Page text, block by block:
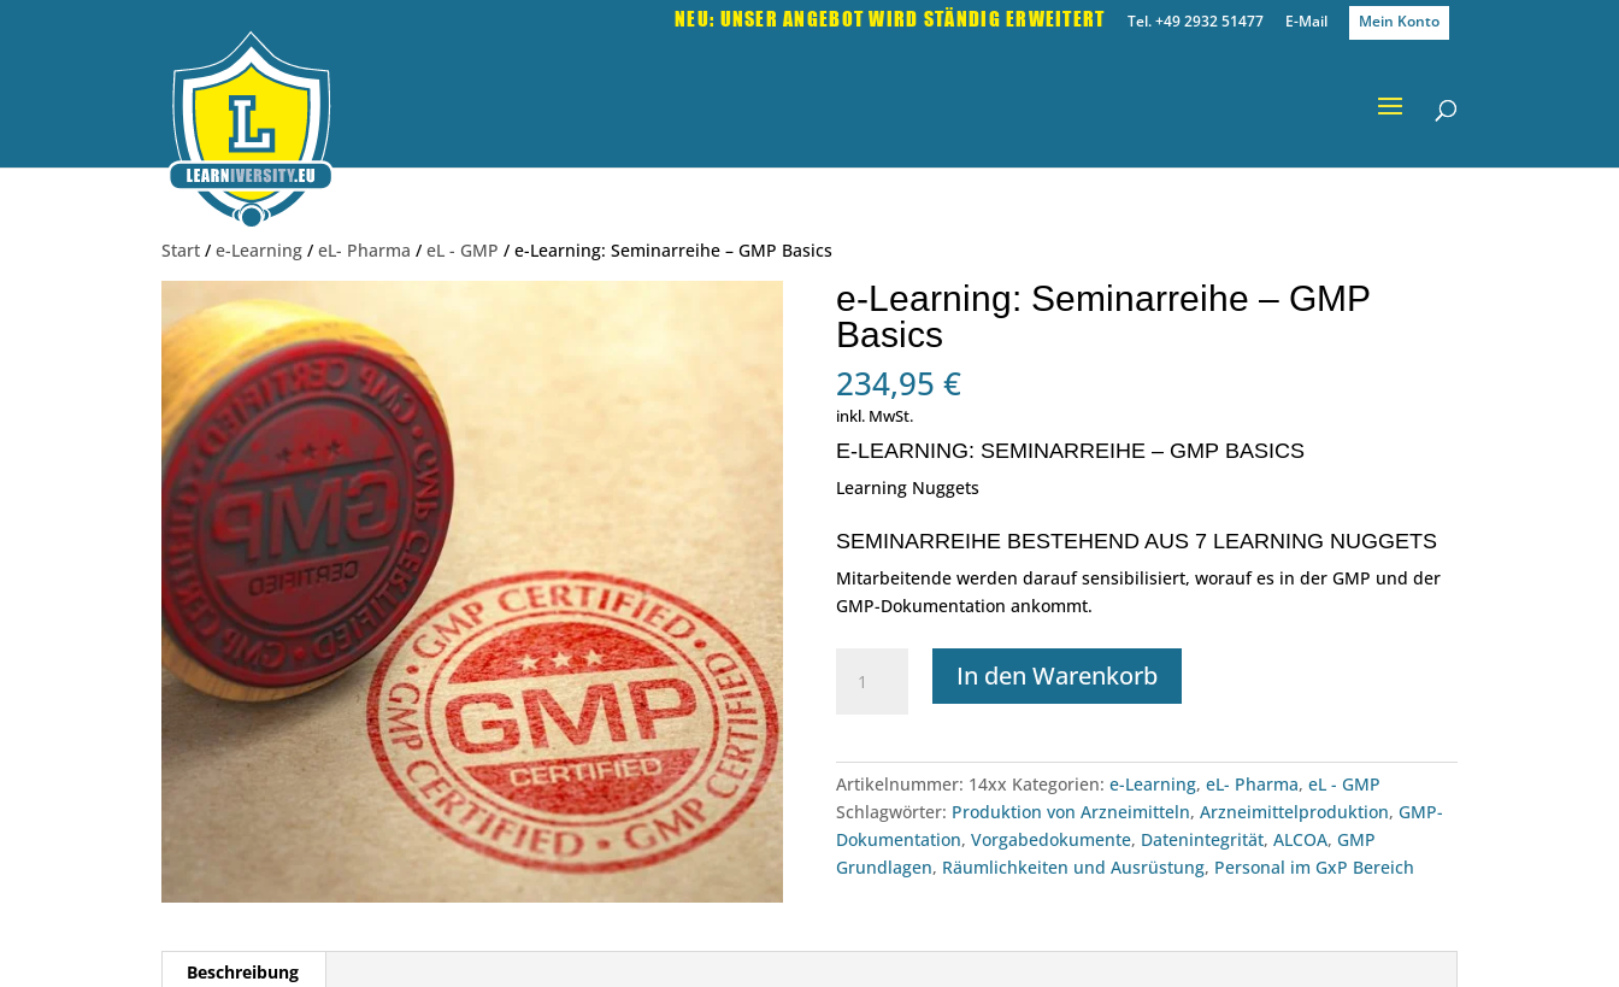
NEU: UNSER ANGEBOT WIRD STÄNDIG ERWEITERT Tel. +49 2932 51477 E-Mail Mein Konto
Start /e-Learning /eL- Pharma /eL - GMP / e-Learning: Seminarreihe – GMP Basics
e-Learning: Seminarreihe – GMP
Basics
234,95 €
inkl. MwSt.
E-LEARNING: SEMINARREIHE – GMP BASICS
Learning Nuggets
SEMINARREIHE BESTEHEND AUS 7 LEARNING NUGGETS
Mitarbeitende werden darauf sensibilisiert, worauf es in der GMP und der
GMP-Dokumentation ankommt.
Learning:
GMP
Basics
Menge
In den Warenkorb
Artikelnummer: 14xx Kategorien: e-Learning, eL- Pharma, eL - GMP
Schlagwörter: Produktion von Arzneimitteln, Arzneimittelproduktion, GMP-
Dokumentation, Vorgabedokumente, Datenintegrität, ALCOA, GMP
Grundlagen, Räumlichkeiten und Ausrüstung, Personal im GxP Bereich
Beschreibung